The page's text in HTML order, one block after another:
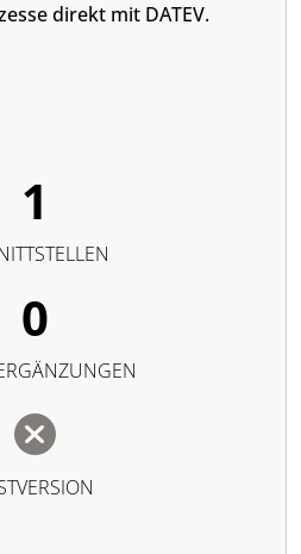
direkt mit DATEV.
1
0